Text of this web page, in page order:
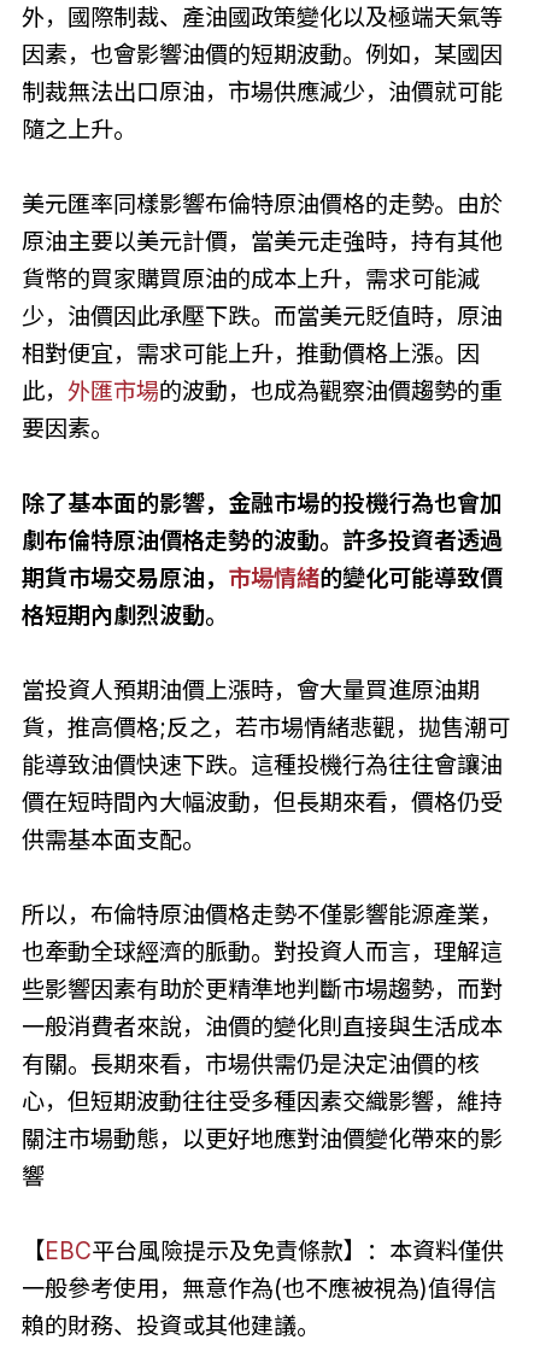
外，國際制裁、產油國政策變化以及極端天氣等
因素，也會影響油價的短期波動。例如，某國因
制裁無法出口原油，市場供應減少，油價就可能
隨之上升。
美元匯率同樣影響布倫特原油價格的走勢。由於
原油主要以美元計價，當美元走強時，持有其他
貨幣的買家購買原油的成本上升，需求可能減
少，油價因此承壓下跌。而當美元貶值時，原油
相對便宜，需求可能上升，推動價格上漲。因
此， 外匯市場的波動，也成為觀察油價趨勢的重
要因素。
除了基本面的影響，金融市場的投機行為也會加
劇布倫特原油價格走勢的波動。許多投資者透過
期貨市場交易原油， 市場情緒的變化可能導致價
格短期內劇烈波動。
當投資人預期油價上漲時，會大量買進原油期
貨，推高價格;反之，若市場情緒悲觀，拋售潮可
能導致油價快速下跌。這種投機行為往往會讓油
價在短時間內大幅波動，但長期來看，價格仍受
供需基本面支配。
所以，布倫特原油價格走勢不僅影響能源產業，
也牽動全球經濟的脈動。對投資人而言，理解這
些影響因素有助於更精準地判斷市場趨勢，而對
一般消費者來說，油價的變化則直接與生活成本
有關。長期來看，市場供需仍是決定油價的核
心，但短期波動往往受多種因素交織影響，維持
關注市場動態，以更好地應對油價變化帶來的影
響
【EBC平台風險提示及免責條款】：本資料僅供
一般參考使用，無意作為(也不應被視為)值得信
賴的財務、投資或其他建議。